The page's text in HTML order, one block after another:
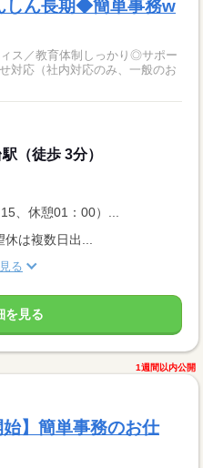
しん長期◆簡単事務w
ス／教育体制しっかり◎サポー
対応（社内対応のみ、一般のお
（徒歩 3分）
、休憩01：00）...
は複数日出...
る
を見る
1週間以内公開
始】簡単事務のお仕